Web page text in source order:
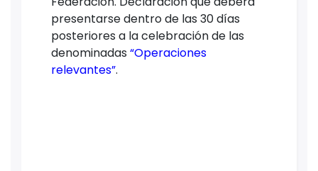
presentarse dentro de las 30 días
posteriores a la celebración de las
denominadas “Operaciones
relevantes”.